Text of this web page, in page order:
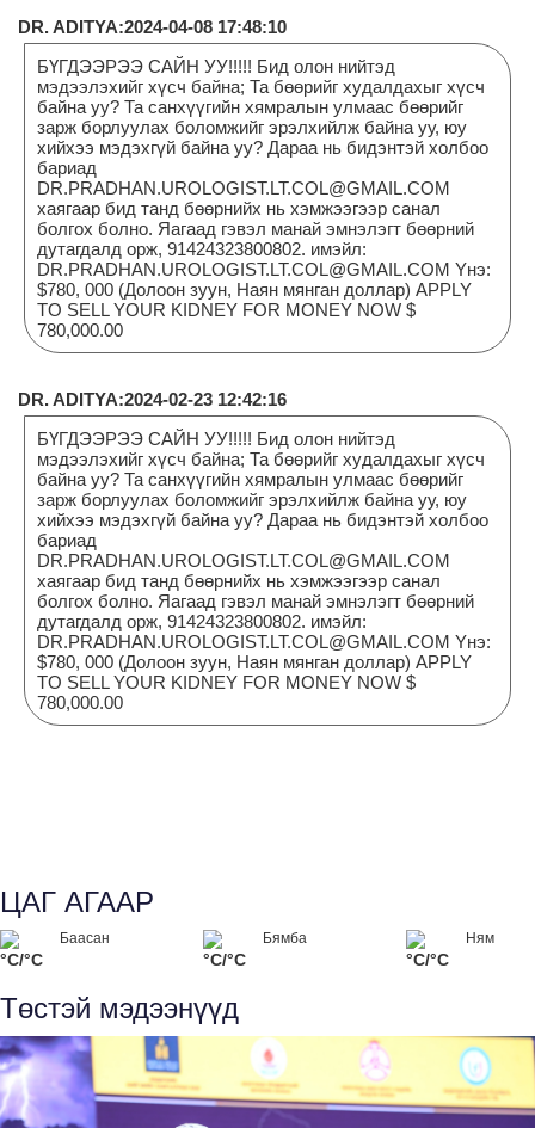
DR. ADITYA:2024-04-08 17:48:10
БҮГДЭЭРЭЭ САЙН УУ!!!!! Бид олон нийтэд
мэдээлэхийг хүсч байна; Та бөөрийг худалдахыг хүсч
байна уу? Та санхүүгийн хямралын улмаас бөөрийг
зарж борлуулах боломжийг эрэлхийлж байна уу, юу
хийхээ мэдэхгүй байна уу? Дараа нь бидэнтэй холбоо
бариад
DR.PRADHAN.UROLOGIST.LT.COL@GMAIL.COM
хаягаар бид танд бөөрнийх нь хэмжээгээр санал
болгох болно. Яагаад гэвэл манай эмнэлэгт бөөрний
дутагдалд орж, 91424323800802. имэйл:
DR.PRADHAN.UROLOGIST.LT.COL@GMAIL.COM Yнэ:
$780, 000 (Долоон зуун, Наян мянган доллар) APPLY
TO SELL YOUR KIDNEY FOR MONEY NOW $
780,000.00
DR. ADITYA:2024-02-23 12:42:16
БҮГДЭЭРЭЭ САЙН УУ!!!!! Бид олон нийтэд
мэдээлэхийг хүсч байна; Та бөөрийг худалдахыг хүсч
байна уу? Та санхүүгийн хямралын улмаас бөөрийг
зарж борлуулах боломжийг эрэлхийлж байна уу, юу
хийхээ мэдэхгүй байна уу? Дараа нь бидэнтэй холбоо
бариад
DR.PRADHAN.UROLOGIST.LT.COL@GMAIL.COM
хаягаар бид танд бөөрнийх нь хэмжээгээр санал
болгох болно. Яагаад гэвэл манай эмнэлэгт бөөрний
дутагдалд орж, 91424323800802. имэйл:
DR.PRADHAN.UROLOGIST.LT.COL@GMAIL.COM Yнэ:
$780, 000 (Долоон зуун, Наян мянган доллар) APPLY
TO SELL YOUR KIDNEY FOR MONEY NOW $
780,000.00
ЦАГ АГААР
Баасан
°C/°C
Бямба
°C/°C
Ням
°C/°C
Төстэй мэдээнүүд